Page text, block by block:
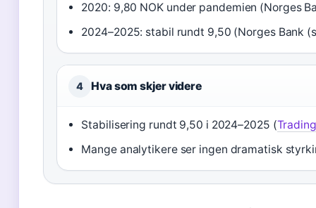
2020: 9,80 NOK under pandemien (Norges
2024–2025: stabil rundt 9,50 (Norges Bank
4 Hva som skjer videre
Stabilisering rundt 9,50 i 2024–2025 (
Mange analytikere ser ingen dramatisk